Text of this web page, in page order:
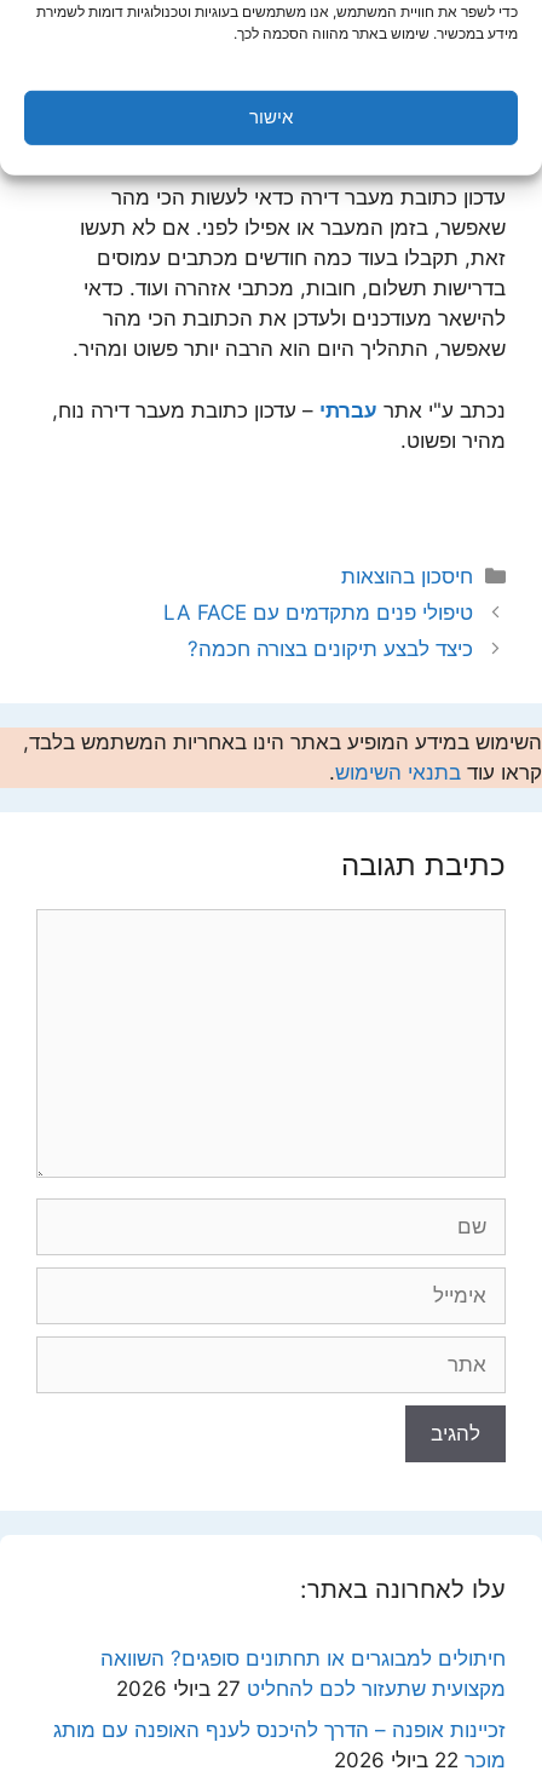
כדי לשפר את חוויית המשתמש, אנו משתמשים בעוגיות וטכנולוגיות דומות לשמירת
מידע במכשיר. שימוש באתר מהווה הסכמה לכך.
אישור
הדואר שמגיע. אם אתם רואים שחסר פתאום
מכתב מסוים שהייתם נוהגים לקבל באופן קבוע,
עדכון כתובת מעבר דירה כדאי לעשות הכי מהר
שאפשר, בזמן המעבר או אפילו לפני. אם לא תעשו
זאת, תקבלו בעוד כמה חודשים מכתבים עמוסים
בדרישות תשלום, חובות, מכתבי אזהרה ועוד. כדאי
להישאר מעודכנים ולעדכן את הכתובת הכי מהר
שאפשר, התהליך היום הוא הרבה יותר פשוט ומהיר.
נכתב ע"י אתר עברתי – עדכון כתובת מעבר דירה נוח,
מהיר ופשוט.
קטגוריות
חיסכון בהוצאות
טיפולי פנים מתקדמים עם LA FACE
כיצד לבצע תיקונים בצורה חכמה?
השימוש במידע המופיע באתר הינו באחריות המשתמש בלבד,
קראו עוד בתנאי השימוש.
כתיבת תגובה
עלו לאחרונה באתר:
חיתולים למבוגרים או תחתונים סופגים? השוואה
מקצועית שתעזור לכם להחליט 27 ביולי 2026
זכיינות אופנה – הדרך להיכנס לענף האופנה עם מותג
מוכר 22 ביולי 2026